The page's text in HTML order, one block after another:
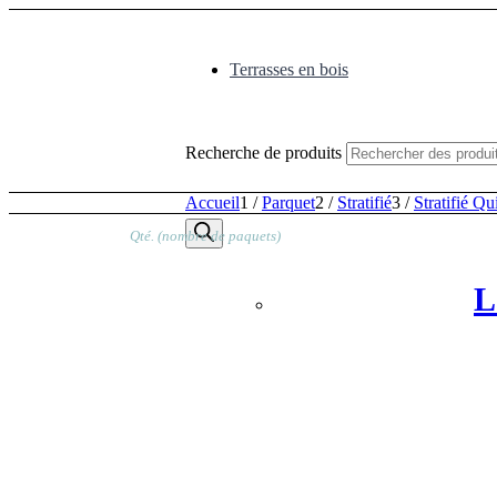
Terrasses en bois
Recherche de produits
Accueil1 / Parquet2 / Stratifié3 / Stratifié
Qté. (nombre de paquets)